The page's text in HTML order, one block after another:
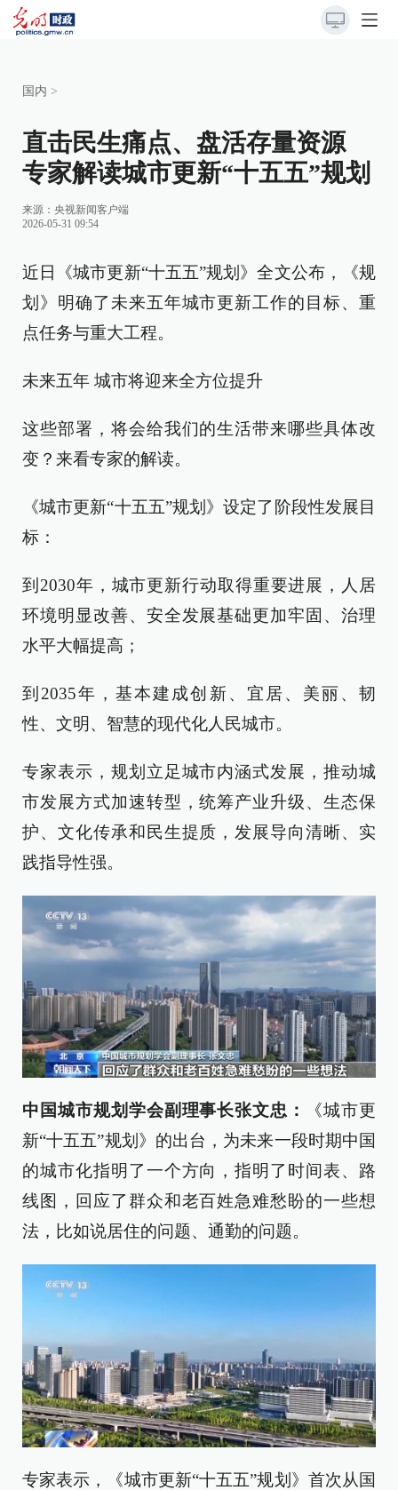
国内 >
直击民生痛点、盘活存量资源
专家解读城市更新“十五五”规划
来源： 央视新闻客户端
2026-05-31 09:54
近日《城市更新“十五五”规划》全文公布，《规
划》明确了未来五年城市更新工作的目标、重
点任务与重大工程。
未来五年 城市将迎来全方位提升
这些部署，将会给我们的生活带来哪些具体改
变？来看专家的解读。
《城市更新“十五五”规划》设定了阶段性发展目
标：
到2030年，城市更新行动取得重要进展，人居
环境明显改善、安全发展基础更加牢固、治理
水平大幅提高；
到2035年，基本建成创新、宜居、美丽、韧
性、文明、智慧的现代化人民城市。
专家表示，规划立足城市内涵式发展，推动城
市发展方式加速转型，统筹产业升级、生态保
护、文化传承和民生提质，发展导向清晰、实
践指导性强。
中国城市规划学会副理事长张文忠：
《城市更
新“十五五”规划》的出台，为未来一段时期中国
的城市化指明了一个方向，指明了时间表、路
线图，回应了群众和老百姓急难愁盼的一些想
法，比如说居住的问题、通勤的问题。
专家表示，《城市更新“十五五”规划》首次从国